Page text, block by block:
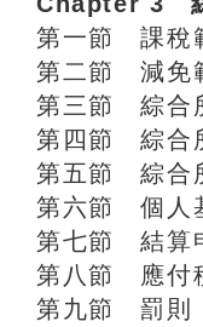
第一節 課稅
第二節 減免
第三節 綜合
第四節 綜合
第五節 綜合
第六節 個人
第七節 結算
第八節 應付
第九節 罰則